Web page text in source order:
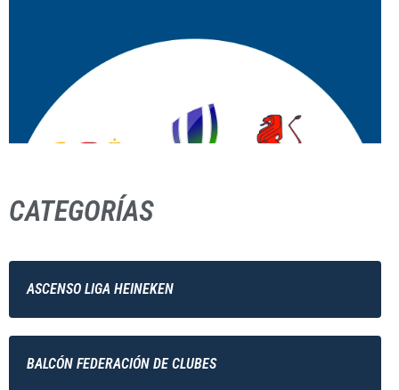
CATEGORÍAS
ASCENSO LIGA HEINEKEN
BALCÓN FEDERACIÓN DE CLUBES